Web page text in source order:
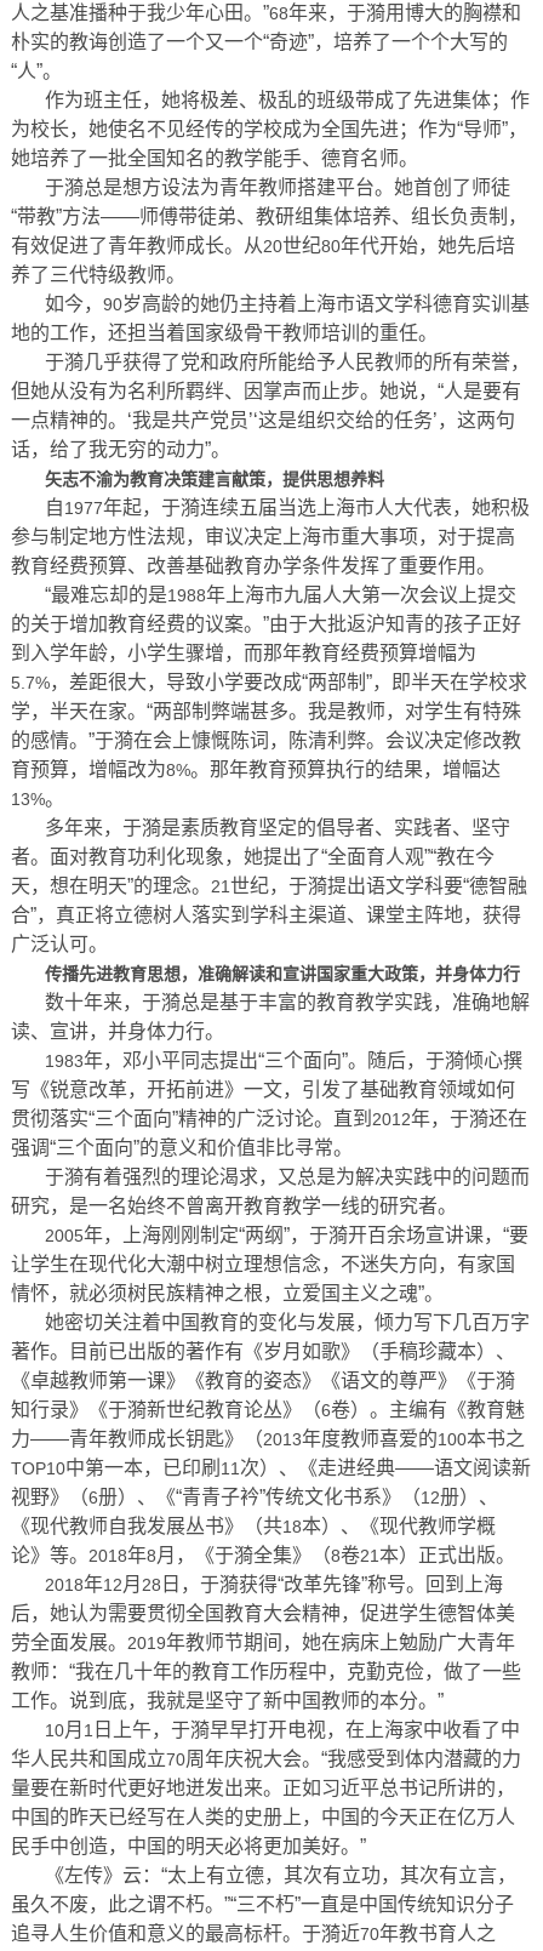
人之基准播种于我少年心田。”68年来，于漪用博大的胸襟和
朴实的教诲创造了一个又一个“奇迹”，培养了一个个大写的
“人”。
作为班主任，她将极差、极乱的班级带成了先进集体；作
为校长，她使名不见经传的学校成为全国先进；作为“导师”，
她培养了一批全国知名的教学能手、德育名师。
于漪总是想方设法为青年教师搭建平台。她首创了师徒
“带教”方法——师傅带徒弟、教研组集体培养、组长负责制，
有效促进了青年教师成长。从20世纪80年代开始，她先后培
养了三代特级教师。
如今， 90岁高龄的她仍主持着上海市语文学科德育实训基
地的工作，还担当着国家级骨干教师培训的重任。
于漪几乎获得了党和政府所能给予人民教师的所有荣誉，
但她从没有为名利所羁绊、因掌声而止步。她说，“人是要有
一点精神的。‘我是共产党员’‘这是组织交给的任务’，这两句
话，给了我无穷的动力”。
矢志不渝为教育决策建言献策，提供思想养料
自1977年起，于漪连续五届当选上海市人大代表，她积极
参与制定地方性法规，审议决定上海市重大事项，对于提高
教育经费预算、改善基础教育办学条件发挥了重要作用。
“最难忘却的是1988年上海市九届人大第一次会议上提交
的关于增加教育经费的议案。”由于大批返沪知青的孩子正好
到入学年龄，小学生骤增，而那年教育经费预算增幅为
5.7%，差距很大，导致小学要改成“两部制”，即半天在学校求
学，半天在家。“两部制弊端甚多。我是教师，对学生有特殊
的感情。”于漪在会上慷慨陈词，陈清利弊。会议决定修改教
育预算，增幅改为8%。那年教育预算执行的结果，增幅达
13%。
多年来，于漪是素质教育坚定的倡导者、实践者、坚守
者。面对教育功利化现象，她提出了“全面育人观”“教在今
天，想在明天”的理念。 21世纪，于漪提出语文学科要“德智融
合”，真正将立德树人落实到学科主渠道、课堂主阵地，获得
广泛认可。
传播先进教育思想，准确解读和宣讲国家重大政策，并身体力行
数十年来，于漪总是基于丰富的教育教学实践，准确地解
读、宣讲，并身体力行。
1983年，邓小平同志提出“三个面向”。随后，于漪倾心撰
写《锐意改革，开拓前进》一文，引发了基础教育领域如何
贯彻落实“三个面向”精神的广泛讨论。直到 2012年，于漪还在
强调“三个面向”的意义和价值非比寻常。
于漪有着强烈的理论渴求，又总是为解决实践中的问题而
研究，是一名始终不曾离开教育教学一线的研究者。
2005年，上海刚刚制定“两纲”，于漪开百余场宣讲课，“要
让学生在现代化大潮中树立理想信念，不迷失方向，有家国
情怀，就必须树民族精神之根，立爱国主义之魂”。
她密切关注着中国教育的变化与发展，倾力写下几百万字
著作。目前已出版的著作有《岁月如歌》（手稿珍藏本）、
《卓越教师第一课》《教育的姿态》《语文的尊严》《于漪
知行录》《于漪新世纪教育论丛》（6卷）。主编有《教育魅
力——青年教师成长钥匙》（2013年度教师喜爱的100本书之
TOP10中第一本，已印刷 11 次）、《走进经典——语文阅读新
视野》（6册）、《“青青子衿”传统文化书系》（12册）、
《现代教师自我发展丛书》（共18本）、《现代教师学概
论》等。 2018年8月，《于漪全集》（8卷21本）正式出版。
2018年12月 28 日，于漪获得“改革先锋”称号。回到上海
后，她认为需要贯彻全国教育大会精神，促进学生德智体美
劳全面发展。 2019年教师节期间，她在病床上勉励广大青年
教师：“我在几十年的教育工作历程中，克勤克俭，做了一些
工作。说到底，我就是坚守了新中国教师的本分。”
10月 1 日上午，于漪早早打开电视，在上海家中收看了中
华人民共和国成立70周年庆祝大会。“我感受到体内潜藏的力
量要在新时代更好地迸发出来。正如习近平总书记所讲的，
中国的昨天已经写在人类的史册上，中国的今天正在亿万人
民手中创造，中国的明天必将更加美好。”
《左传》云：“太上有立德，其次有立功，其次有立言，
虽久不废，此之谓不朽。”“三不朽”一直是中国传统知识分子
追寻人生价值和意义的最高标杆。于漪近70年教书育人之